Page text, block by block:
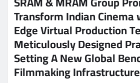
Transform Indian
Edge Virtual Production
Meticulously Designed
Setting A New Global
Filmmaking Infrastructure